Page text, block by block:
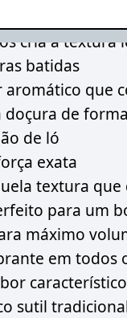
cria a textura
batidas
aromático que
doçura de
de ló
exata
textura
para um
máximo
em todos
sutil